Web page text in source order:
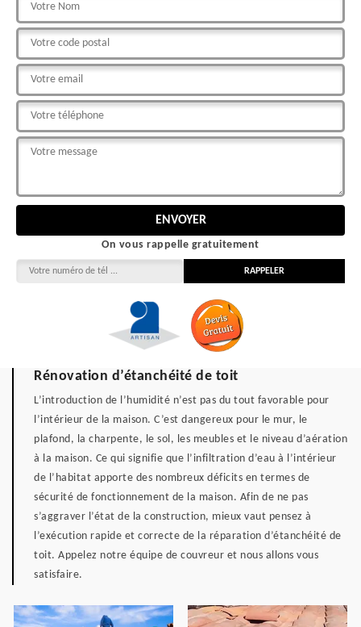
On vous rappelle gratuitement
Rénovation d’étanchéité de toit
L’introduction de l’humidité n’est pas du tout favorable pour
l’intérieur de la maison. C’est dangereux pour le mur, le
plafond, la charpente, le sol, les meubles et le niveau d’aération
à la maison. Ce qui signifie que l’infiltration d’eau à l’intérieur
de l’habitat apporte des nombreux déficits en termes de
sécurité de fonctionnement de la maison. Afin de ne pas
s’aggraver l’état de la construction, mieux vaut pensez à
l’exécution rapide et correcte de la réparation d’étanchéité de
toit. Appelez notre équipe de couvreur et nous allons vous
satisfaire.